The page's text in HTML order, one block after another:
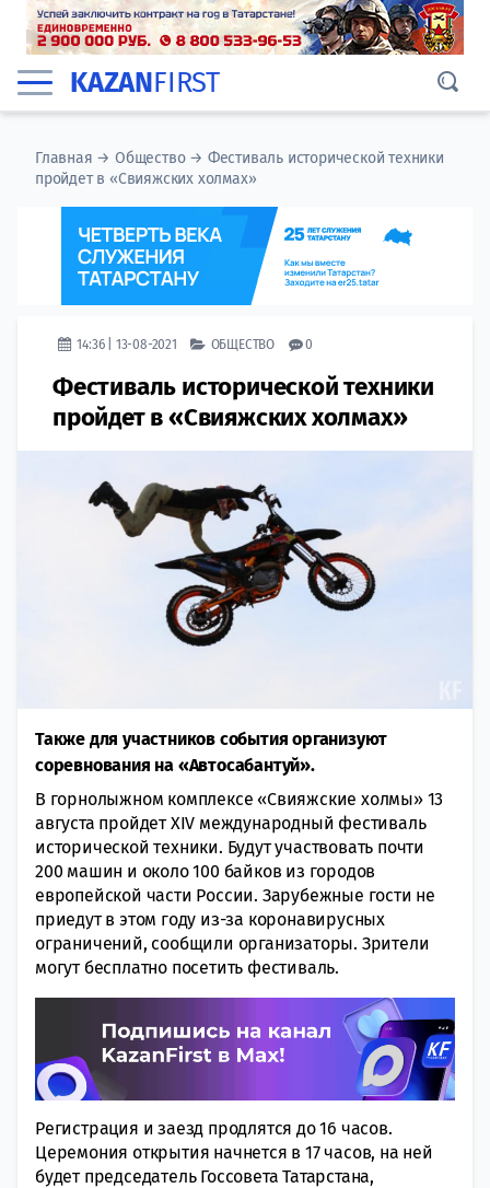
KAZANFIRST
Главная →Общество→ Фестиваль исторической техники
пройдет в «Свияжских холмах»
14:36 | 13-08-2021 ОБЩЕСТВО 0
Фестиваль исторической техники
пройдет в «Свияжских холмах»
Также для участников события организуют
соревнования на «Автосабантуй».
В горнолыжном комплексе «Свияжские холмы» 13
августа пройдет XIV международный фестиваль
исторической техники. Будут участвовать почти
200 машин и около 100 байков из городов
европейской части России. Зарубежные гости не
приедут в этом году из-за коронавирусных
ограничений, сообщили организаторы. Зрители
могут бесплатно посетить фестиваль.
Регистрация и заезд продлятся до 16 часов.
Церемония открытия начнется в 17 часов, на ней
будет председатель Госсовета Татарстана,